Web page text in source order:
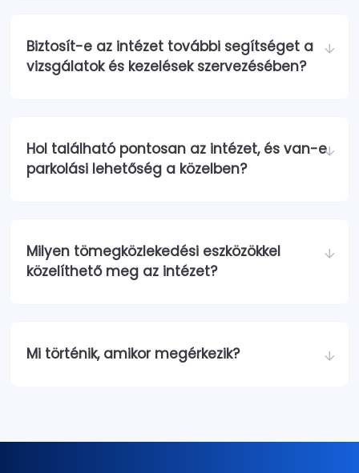
Biztosít-e az intézet további segítséget a
vizsgálatok és kezelések szervezésében?
Hol található pontosan az intézet, és van-e
parkolási lehetőség a közelben?
Milyen tömegközlekedési eszközökkel
közelíthető meg az intézet?
Mi történik, amikor megérkezik?